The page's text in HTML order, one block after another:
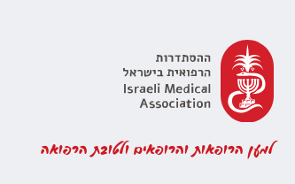
למען הרופאות והרופאים ולטובת הרפואה